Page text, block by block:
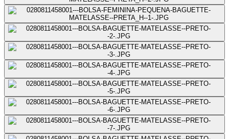
Mochilas
Ver todos
Mochilas Masculinas
Mochilas Femininas
Mochilas Escolares
Mochilas Juvenis
Ver Todos
Mochila para Notebook
Mochila de Couro
Mochila Executiva
Mochila com Rodas
Mochila Pequena
Mochila Média
Mochila Grande